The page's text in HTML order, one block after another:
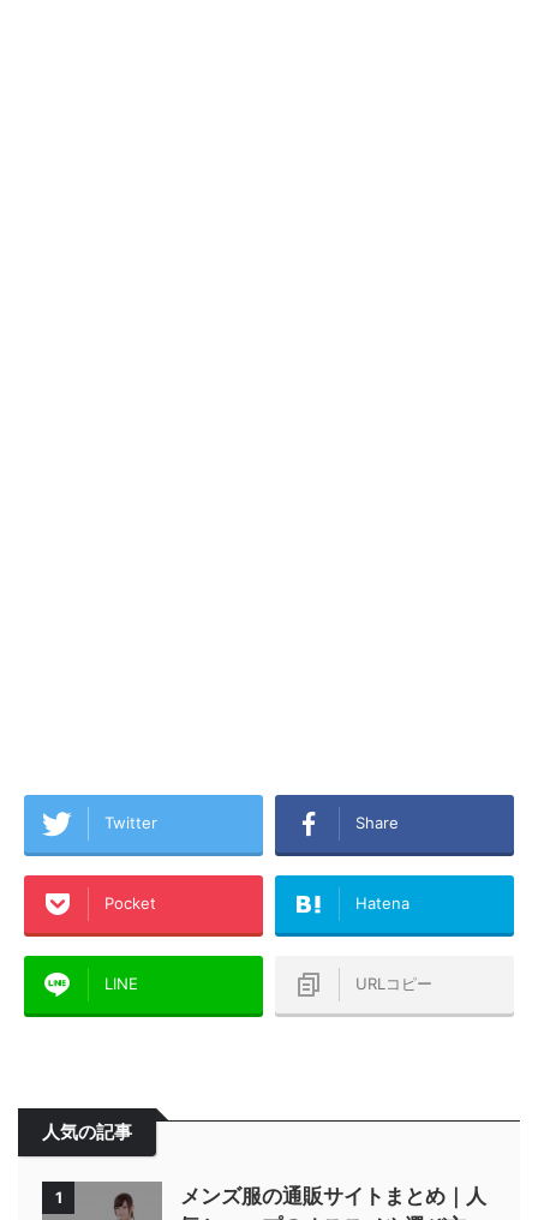
Twitter Share
Pocket Hatena
LINE URLコピー
人気の記事
1
メンズ服の通販サイトまとめ｜人